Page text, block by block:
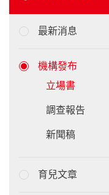
最新消息
機構發布
立場書
調查報告
新聞稿
育兒文章